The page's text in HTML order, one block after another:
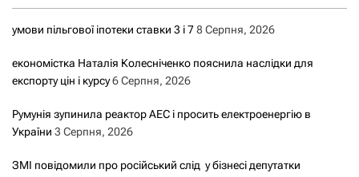
умови пільгової іпотеки ставки 3 і 78 Серпня, 2026
економістка Наталія Колесніченко пояснила наслідки для
експорту цін і курсу6 Серпня, 2026
Румунія зупинила реактор АЕС і просить електроенергію в
України 3 Серпня, 2026
ЗМІ повідомили про російський слід у бізнесі депутатки